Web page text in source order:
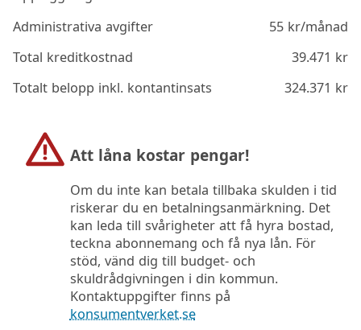
Administrativa avgifter
55kr/månad
Total kreditkostnad
39.471 kr
Totalt belopp inkl. kontantinsats
324.371 kr
Att låna kostar pengar!
Om du inte kan betala tillbaka skulden i tid
riskerar du en betalningsanmärkning. Det
kan leda till svårigheter att få hyra bostad,
teckna abonnemang och få nya lån. För
stöd, vänd dig till budget- och
skuldrådgivningen i din kommun.
Kontaktuppgifter finns på
konsumentverket.se